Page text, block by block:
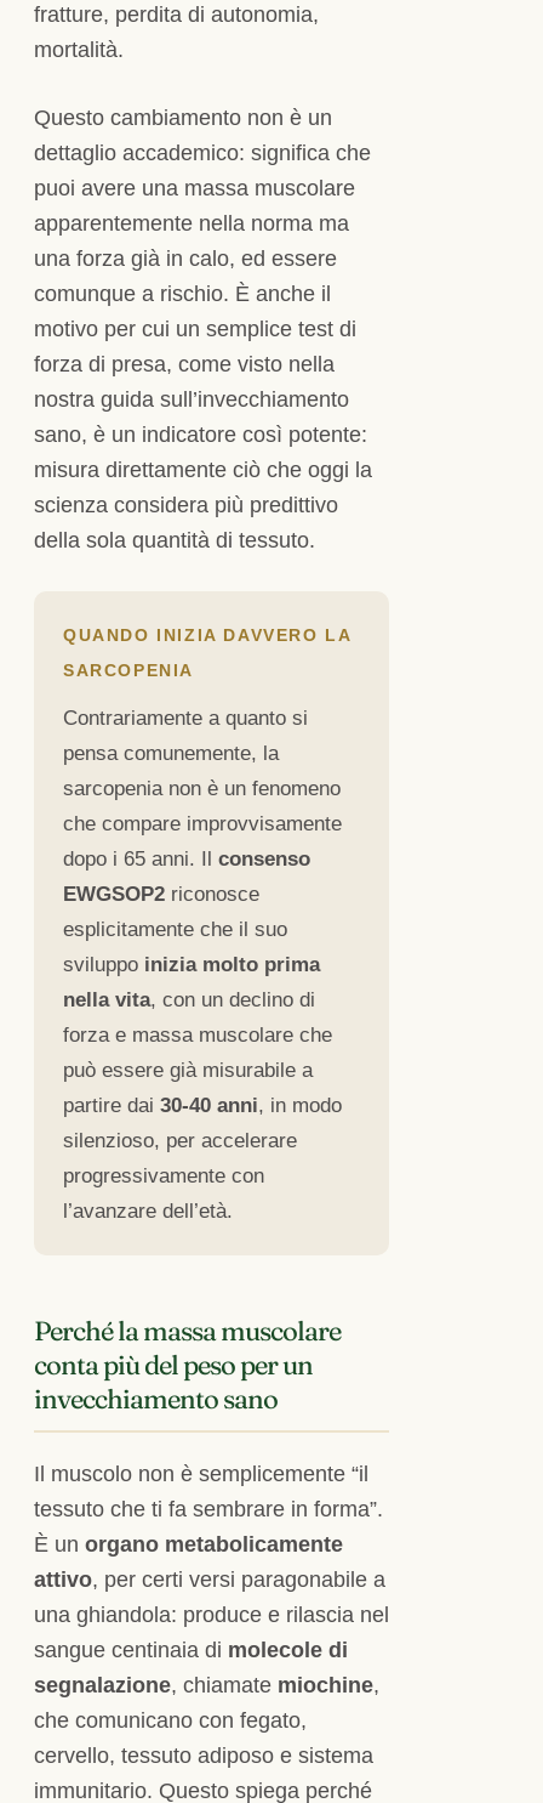
fratture, perdita di autonomia,
mortalità.
Questo cambiamento non è un
dettaglio accademico: significa che
puoi avere una massa muscolare
apparentemente nella norma ma
una forza già in calo, ed essere
comunque a rischio. È anche il
motivo per cui un semplice test di
forza di presa, come visto nella
nostra guida sull’invecchiamento
sano, è un indicatore così potente:
misura direttamente ciò che oggi la
scienza considera più predittivo
della sola quantità di tessuto.
QUANDO INIZIA DAVVERO LA
SARCOPENIA
Contrariamente a quanto si
pensa comunemente, la
sarcopenia non è un fenomeno
che compare improvvisamente
dopo i 65 anni. Il consenso
EWGSOP2 riconosce
esplicitamente che il suo
sviluppo inizia molto prima
nella vita, con un declino di
forza e massa muscolare che
può essere già misurabile a
partire dai 30-40 anni, in modo
silenzioso, per accelerare
progressivamente con
l’avanzare dell’età.
Perché la massa muscolare
conta più del peso per un
invecchiamento sano
Il muscolo non è semplicemente “il
tessuto che ti fa sembrare in forma”.
È un organo metabolicamente
attivo, per certi versi paragonabile a
una ghiandola: produce e rilascia nel
sangue centinaia di molecole di
segnalazione, chiamate miochine,
che comunicano con fegato,
cervello, tessuto adiposo e sistema
immunitario. Questo spiega perché